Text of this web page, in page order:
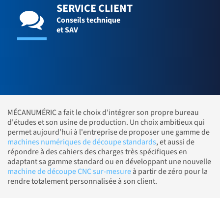
SERVICE CLIENT
Conseils technique
et SAV
MÉCANUMÉRIC a fait le choix d'intégrer son propre bureau
d'études et son usine de production. Un choix ambitieux qui
permet aujourd'hui à l'entreprise de proposer une gamme de
machines numériques de découpe standards, et aussi de
répondre à des cahiers des charges très spécifiques en
adaptant sa gamme standard ou en développant une nouvelle
machine de découpe CNC sur-mesureà partir de zéro pour la
rendre totalement personnalisée à son client.